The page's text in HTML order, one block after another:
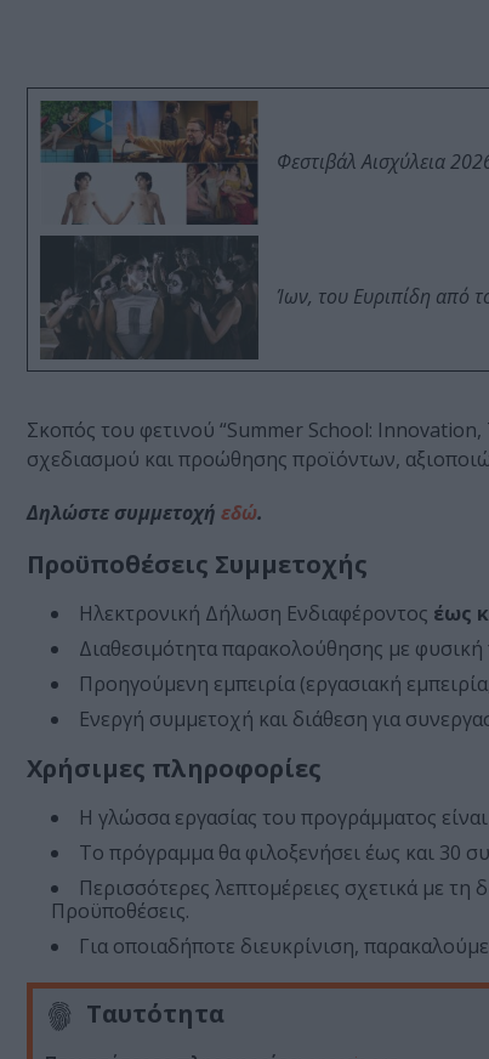
Φεστιβάλ Αισχύλεια
Ίων, του Ευριπίδη από
Σκοπός του φετινού “Summer School: Innovation,
σχεδιασμού και προώθησης προϊόντων,
Δηλώστε συμμετοχή εδώ.
Προϋποθέσεις Συμμετοχής
Ηλεκτρονική Δήλωση Ενδιαφέροντος έως
Διαθεσιμότητα παρακολούθησης με φυσική
Προηγούμενη εμπειρία (εργασιακή
Ενεργή συμμετοχή και διάθεση για
Xρήσιμες πληροφορίες
Η γλώσσα εργασίας του προγράμματος είναι
Το πρόγραμμα θα φιλοξενήσει έως και 30
Περισσότερες λεπτομέρειες σχετικά με τη
Προϋποθέσεις.
Για οποιαδήποτε διευκρίνιση,
Ταυτότητα